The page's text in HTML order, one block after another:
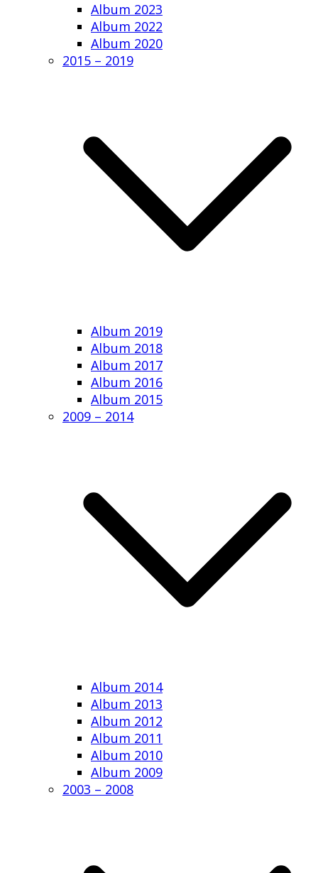
Album 2023
Album 2022
Album 2020
2015 – 2019
Album 2019
Album 2018
Album 2017
Album 2016
Album 2015
2009 – 2014
Album 2014
Album 2013
Album 2012
Album 2011
Album 2010
Album 2009
2003 – 2008